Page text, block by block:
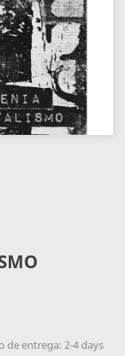
de entrega: 2-4 days